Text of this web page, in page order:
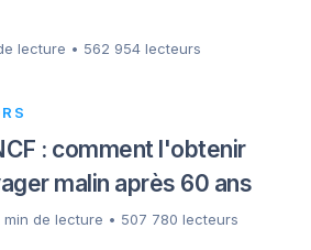
lecture • 562 954 lecteurs
: comment l'obtenir
malin après 60 ans
de lecture • 507 780 lecteurs